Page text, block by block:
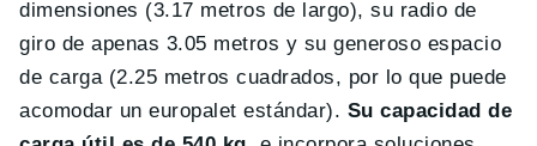
dimensiones (3.17 metros de largo), su radio de
giro de apenas 3.05 metros y su generoso espacio
de carga (2.25 metros cuadrados, por lo que puede
acomodar un europalet estándar). Su capacidad de